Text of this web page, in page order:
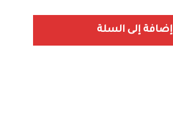
إضافة إلى السلة